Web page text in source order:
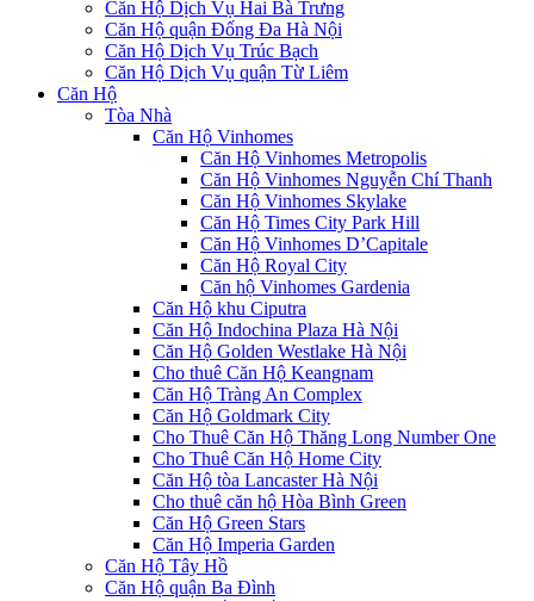
Căn Hộ Dịch Vụ Hai Bà Trưng
Căn Hộ quận Đống Đa Hà Nội
Căn Hộ Dịch Vụ Trúc Bạch
Căn Hộ Dịch Vụ quận Từ Liêm
Căn Hộ
Tòa Nhà
Căn Hộ Vinhomes
Căn Hộ Vinhomes Metropolis
Căn Hộ Vinhomes Nguyễn Chí Thanh
Căn Hộ Vinhomes Skylake
Căn Hộ Times City Park Hill
Căn Hộ Vinhomes D’Capitale
Căn Hộ Royal City
Căn hộ Vinhomes Gardenia
Căn Hộ khu Ciputra
Căn Hộ Indochina Plaza Hà Nội
Căn Hộ Golden Westlake Hà Nội
Cho thuê Căn Hộ Keangnam
Căn Hộ Tràng An Complex
Căn Hộ Goldmark City
Cho Thuê Căn Hộ Thăng Long Number One
Cho Thuê Căn Hộ Home City
Căn Hộ tòa Lancaster Hà Nội
Cho thuê căn hộ Hòa Bình Green
Căn Hộ Green Stars
Căn Hộ Imperia Garden
Căn Hộ Tây Hồ
Căn Hộ quận Ba Đình